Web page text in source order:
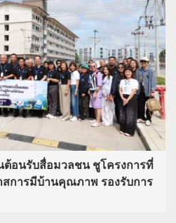
ต้อนรับสื่อมวลชน ชูโครงการที่
สการมีบ้านคุณภาพ รองรับการ